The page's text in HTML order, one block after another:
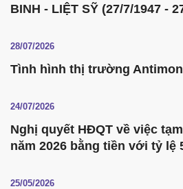
BINH - LIỆT SỸ (27/7/1947 -
28/07/2026
Tình hình thị trường
24/07/2026
Nghị quyết HĐQT về việc
năm 2026 bằng tiền với tỷ lệ
25/05/2026